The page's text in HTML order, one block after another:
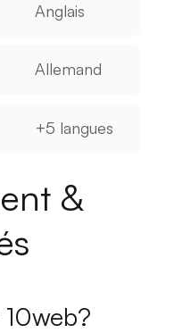
Anglais
Allemand
+5 langues
&